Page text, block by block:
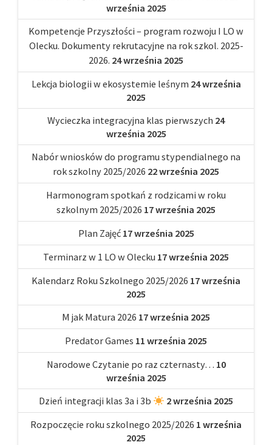
września 2025
Kompetencje Przyszłości – program rozwoju I LO w
Olecku. Dokumenty rekrutacyjne na rok szkol. 2025-
2026. 24 września 2025
Lekcja biologii w ekosystemie leśnym 24 września
2025
Wycieczka integracyjna klas pierwszych 24
września 2025
Nabór wniosków do programu stypendialnego na
rok szkolny 2025/2026 22 września 2025
Harmonogram spotkań z rodzicami w roku
szkolnym 2025/2026 17 września 2025
Plan Zajęć 17 września 2025
Terminarz w 1 LO w Olecku 17 września 2025
Kalendarz Roku Szkolnego 2025/2026 17 września
2025
M jak Matura 2026 17 września 2025
Predator Games 11 września 2025
Narodowe Czytanie po raz czternasty… 10
września 2025
Dzień integracji klas 3a i 3b
2 września 2025
Rozpoczęcie roku szkolnego 2025/2026 1 września
2025